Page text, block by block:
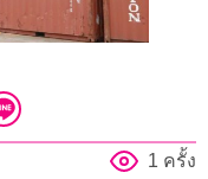
1 ครั้ง